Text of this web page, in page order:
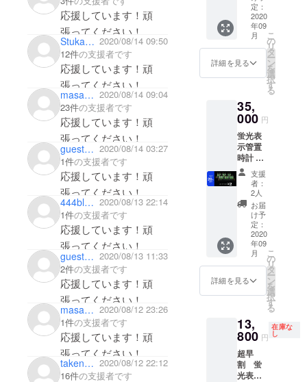
応援しています！頑
張ってください！
Stuka_g1 2020/08/14 09:50
12件の支援者です
応援しています！頑
張ってください！
masa555 2020/08/14 09:04
23件の支援者です
応援しています！頑
張ってください！
guest6ffbb9b84614 2020/08/14 03:27
1件の支援者です
応援しています！頑
張ってください！
444blackpool 2020/08/13 22:14
1件の支援者です
応援しています！頑
張ってください！
guest43da74f56874 2020/08/13 11:33
2件の支援者です
応援しています！頑
張ってください！
masa_masa_53 2020/08/12 23:26
1件の支援者です
応援しています！頑
張ってください！
takenaka5932 2020/08/12 22:12
16件の支援者です
のあるデザ
インから著
名人ファン
も多く、映
ファッショ
ン小物とし
て採用いた
だいており
ます。
22,000
円より
18%OF
F
定：
2020
年09
月
詳細を見る
こ
の
リ
タ
ー
ン
を
選
択
す
る
35,
000 円
蛍光表
示管置
時計 2
個 送
料・消
費税込
み 通常
販売価
44,000
円より
20%OF
F
支援
者：
2人
お届
け予
定：
2020
年09
月
詳細を見る
こ
の
リ
タ
ー
ン
を
選
択
す
る
13,
800 円
在庫な
し
超早
割 蛍
光表示